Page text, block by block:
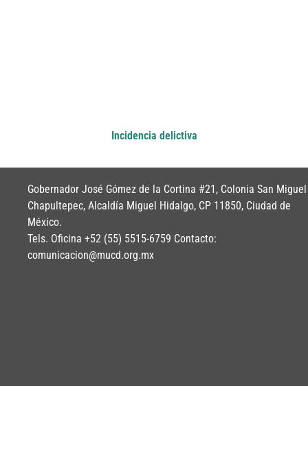
Incidencia delictiva
Gobernador José Gómez de la Cortina #21, Colonia San Miguel
Chapultepec, Alcaldía Miguel Hidalgo, CP 11850, Ciudad de
México.
Tels. Oficina +52 (55) 5515-6759 Contacto:
comunicacion@mucd.org.mx